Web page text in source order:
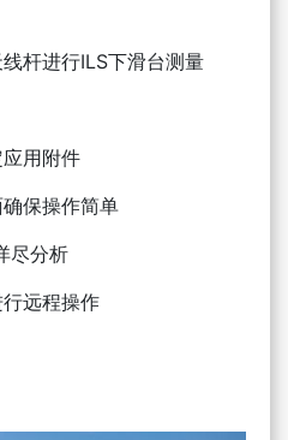
杆进行ILS下滑台测量
用附件
保操作简单
尽分析
远程操作